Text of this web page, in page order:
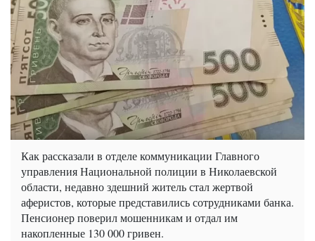
Как рассказали в отделе коммуникации Главного
управления Национальной полиции в Николаевской
области, недавно здешний житель стал жертвой
аферистов, которые представились сотрудниками банка.
Пенсионер поверил мошенникам и отдал им
накопленные 130 000 гривен.